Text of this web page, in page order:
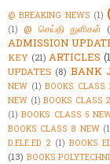
@ BREAKING NEWS (1)
(1) @ செய்தி துளிகள்
ADMISSION
KEY (21) ARTICLES
UPDATES (8) BANK
NEW (1) BOOKS CLASS
NEW (1) BOOKS CLASS
(1) BOOKS CLASS 5
BOOKS CLASS 8 NEW
D.ELE.ED 2 (1) BOOKS
(13) BOOKS